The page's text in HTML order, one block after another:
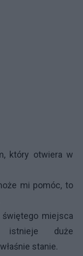
który otwiera w
mi pomóc, to
miejsca
duże
stanie.